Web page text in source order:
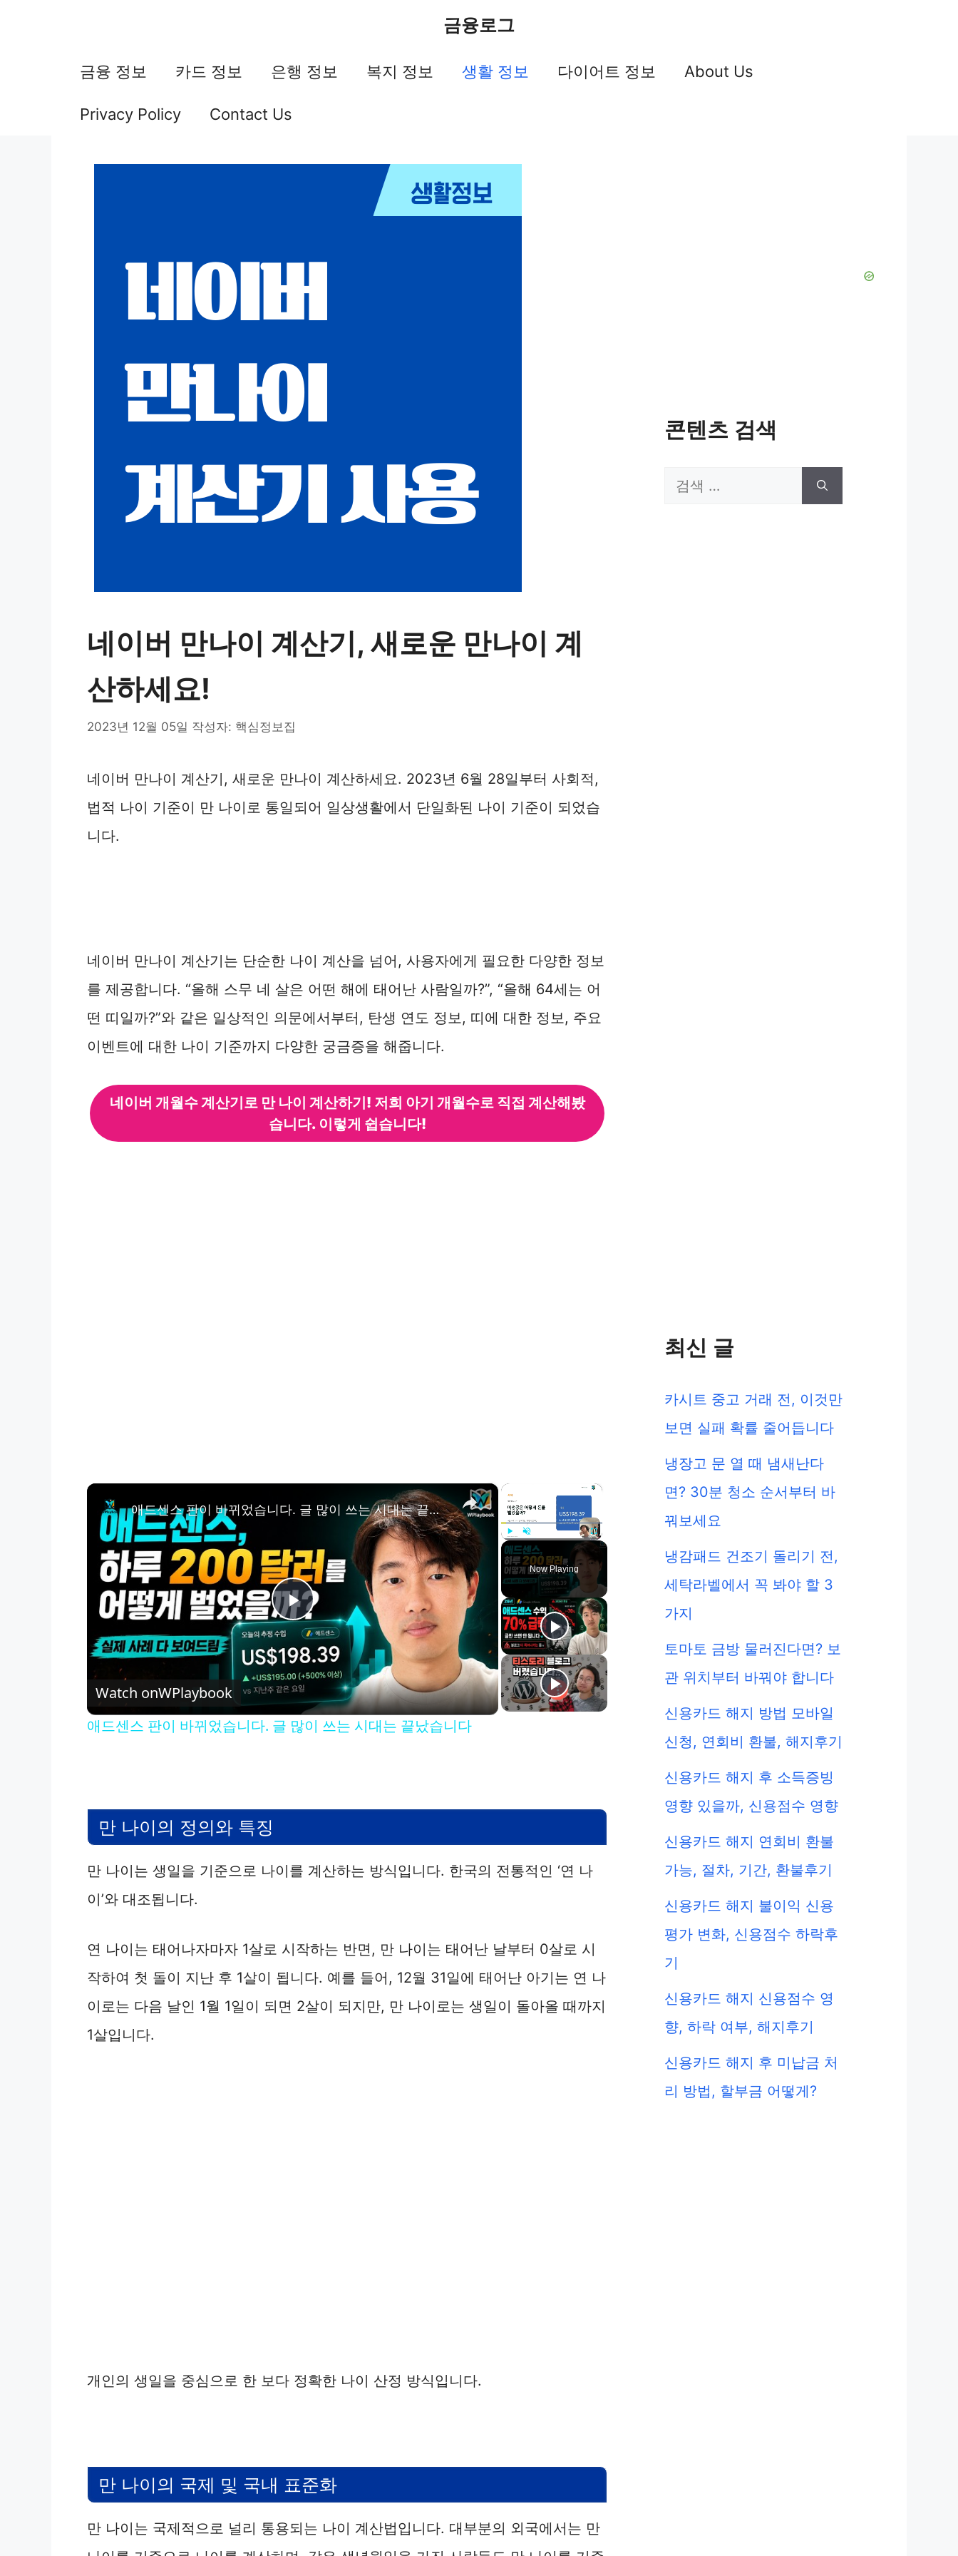
금융로그
금융 정보 카드 정보 은행 정보 복지 정보 생활 정보 다이어트 정보 About Us
Privacy Policy Contact Us
네이버 만나이 계산기, 새로운 만나이 계
산하세요!
2023년 12월 05일 작성자: 핵심정보집
네이버 만나이 계산기, 새로운 만나이 계산하세요. 2023년 6월 28일부터 사회적,
법적 나이 기준이 만 나이로 통일되어 일상생활에서 단일화된 나이 기준이 되었습
니다.
네이버 만나이 계산기는 단순한 나이 계산을 넘어, 사용자에게 필요한 다양한 정보
를 제공합니다. “올해 스무 네 살은 어떤 해에 태어난 사람일까?”, “올해 64세는 어
떤 띠일까?”와 같은 일상적인 의문에서부터, 탄생 연도 정보, 띠에 대한 정보, 주요
이벤트에 대한 나이 기준까지 다양한 궁금증을 해줍니다.
네이버 개월수 계산기로 만 나이 계산하기! 저희 아기 개월수로 직접 계산해봤
습니다. 이렇게 쉽습니다!
×
Play Unmute Fullscreen
Now Playing
×
P
l
a
d
o
애드센스 판이 바뀌었습니다. 글 많이 쓰는 시대는 끝났습니다
Watch onWPlaybook
애드센스 판이 바뀌었습니다. 글 많이 쓰는 시대는 끝났습니다
만 나이의 정의와 특징
만 나이는 생일을 기준으로 나이를 계산하는 방식입니다. 한국의 전통적인 ‘연 나
이’와 대조됩니다.
연 나이는 태어나자마자 1살로 시작하는 반면, 만 나이는 태어난 날부터 0살로 시
작하여 첫 돌이 지난 후 1살이 됩니다. 예를 들어, 12월 31일에 태어난 아기는 연 나
이로는 다음 날인 1월 1일이 되면 2살이 되지만, 만 나이로는 생일이 돌아올 때까지
1살입니다.
개인의 생일을 중심으로 한 보다 정확한 나이 산정 방식입니다.
만 나이의 국제 및 국내 표준화
만 나이는 국제적으로 널리 통용되는 나이 계산법입니다. 대부분의 외국에서는 만
콘텐츠 검색
검
최신 글
카시트 중고 거래 전, 이것만
보면 실패 확률 줄어듭니다
냉장고 문 열 때 냄새난다
면? 30분 청소 순서부터 바
꿔보세요
냉감패드 건조기 돌리기 전,
세탁라벨에서 꼭 봐야 할 3
가지
토마토 금방 물러진다면? 보
관 위치부터 바꿔야 합니다
신용카드 해지 방법 모바일
신청, 연회비 환불, 해지후기
신용카드 해지 후 소득증빙
영향 있을까, 신용점수 영향
신용카드 해지 연회비 환불
가능, 절차, 기간, 환불후기
신용카드 해지 불이익 신용
평가 변화, 신용점수 하락후
기
신용카드 해지 신용점수 영
향, 하락 여부, 해지후기
신용카드 해지 후 미납금 처
리 방법, 할부금 어떻게?